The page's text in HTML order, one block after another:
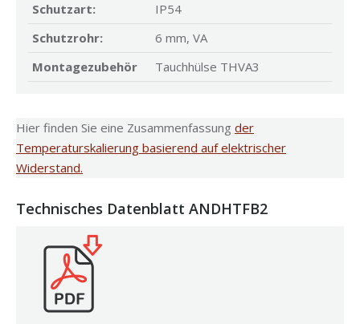
Schutzart:
IP54
Schutzrohr:
6 mm, VA
Montagezubehör
Tauchhülse THVA3
Hier finden Sie eine Zusammenfassung der
Temperaturskalierung basierend auf elektrischer
Widerstand.
Technisches Datenblatt ANDHTFB2